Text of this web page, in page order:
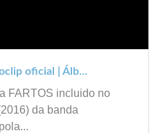
oficial | Álb...
FARTOS incluido no
da banda